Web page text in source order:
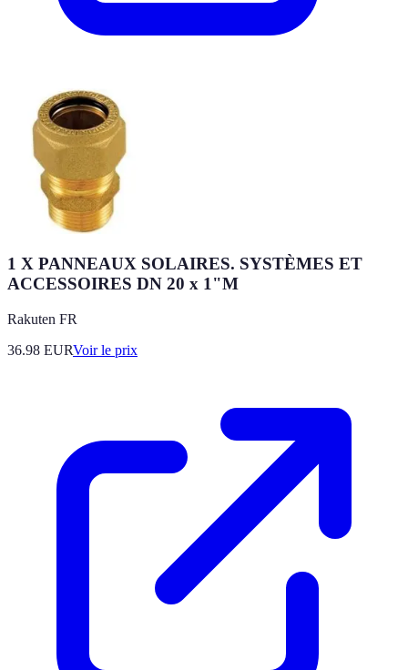
1 X PANNEAUX SOLAIRES. SYSTÈMES ET
ACCESSOIRES DN 20 x 1"M
Rakuten FR
36.98 EURVoir le prix